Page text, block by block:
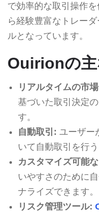
で効率的な取引操作
ら経験豊富なトレー
ルとなっています。
Ouirionの
リアルタイムの市
基づいた取引決定
す。
自動取引: ユーザー
いて自動取引を行
カスタマイズ可能
いやすさのために
ナライズできます。
リスク管理ツール: